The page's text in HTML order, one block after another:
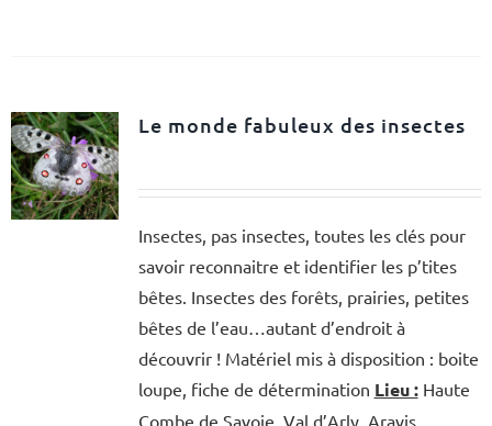
Le monde fabuleux des insectes
Insectes, pas insectes, toutes les clés pour
savoir reconnaitre et identifier les p’tites
bêtes. Insectes des forêts, prairies, petites
bêtes de l’eau…autant d’endroit à
découvrir ! Matériel mis à disposition : boite
loupe, fiche de détermination Lieu :Haute
Combe de Savoie, Val d’Arly, Aravis,